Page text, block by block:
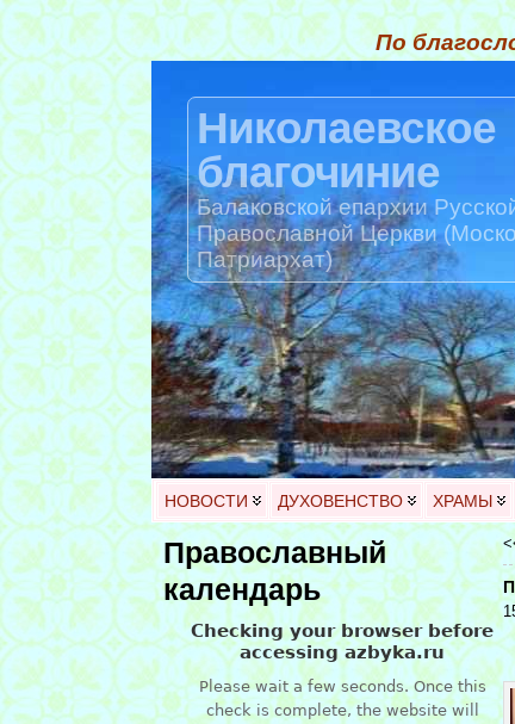
По
Николаевское
благочиние
Балаковской епархии
Православной Церкви
Патриархат)
НОВОСТИ ДУХОВЕНСТВО ХРАМЫ
Православный
календарь